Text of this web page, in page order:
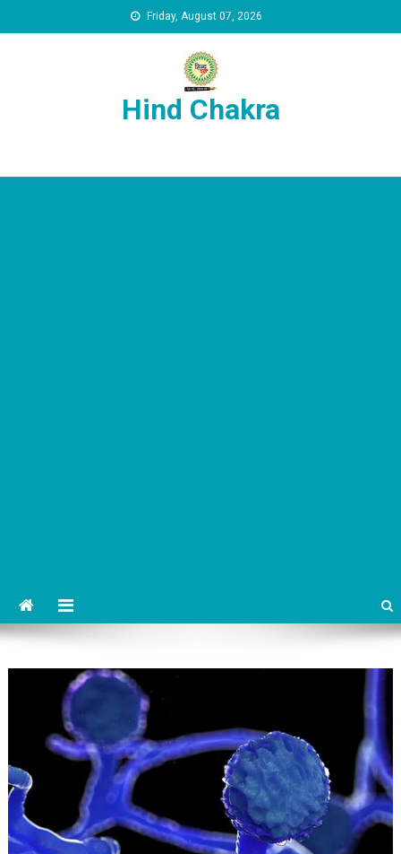
Friday, August 07, 2026
Hind Chakra